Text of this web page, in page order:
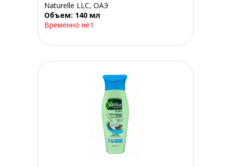
Naturelle LLC, ОАЭ
Объем: 140 мл
Временно нет